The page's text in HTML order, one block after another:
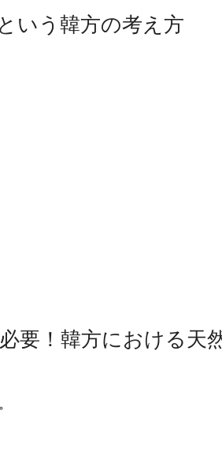
いう韓方の考え方
要！韓方における天